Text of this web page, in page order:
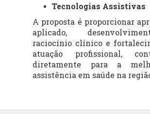
Tecnologias Assistivas
A proposta é proporcionar
aplicado,
raciocínio clínico e
atuação profissional,
diretamente para a
assistência em saúde na